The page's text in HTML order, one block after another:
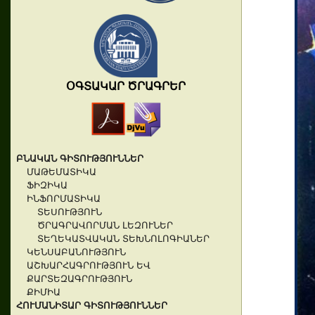
ՕԳՏԱԿԱՐ ԾՐԱԳՐԵՐ
ԲՆԱԿԱՆ ԳԻՏՈՒԹՅՈՒՆՆԵՐ
ՄԱԹԵՄԱՏԻԿԱ
ՖԻԶԻԿԱ
ԻՆՖՈՐՄԱՏԻԿԱ
ՏԵՍՈՒԹՅՈՒՆ
ԾՐԱԳՐԱՎՈՐՄԱՆ ԼԵԶՈՒՆԵՐ
ՏԵՂԵԿԱՏՎԱԿԱՆ ՏԵԽՆՈԼՈԳԻԱՆԵՐ
ԿԵՆՍԱԲԱՆՈՒԹՅՈՒՆ
ԱՇԽԱՐՀԱԳՐՈՒԹՅՈՒՆ ԵՎ
ՔԱՐՏԵԶԱԳՐՈՒԹՅՈՒՆ
ՔԻՄԻԱ
ՀՈՒՄԱՆԻՏԱՐ ԳԻՏՈՒԹՅՈՒՆՆԵՐ